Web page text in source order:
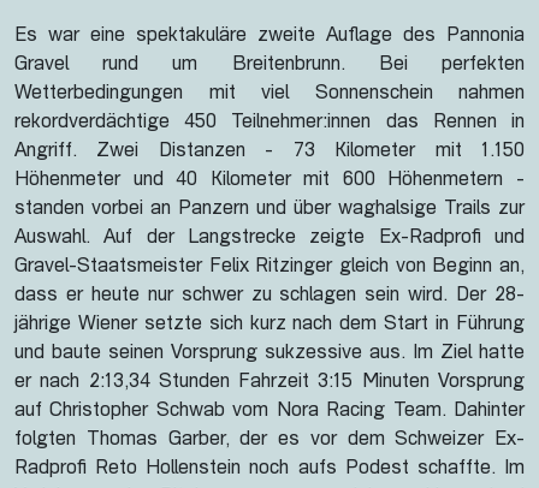
Es war eine spektakuläre zweite Auflage des Pannonia
Gravel rund um Breitenbrunn. Bei perfekten
Wetterbedingungen mit viel Sonnenschein nahmen
rekordverdächtige 450 Teilnehmer:innen das Rennen in
Angriff. Zwei Distanzen - 73 Kilometer mit 1.150
Höhenmeter und 40 Kilometer mit 600 Höhenmetern -
standen vorbei an Panzern und über waghalsige Trails zur
Auswahl. Auf der Langstrecke zeigte Ex-Radprofi und
Gravel-Staatsmeister Felix Ritzinger gleich von Beginn an,
dass er heute nur schwer zu schlagen sein wird. Der 28-
jährige Wiener setzte sich kurz nach dem Start in Führung
und baute seinen Vorsprung sukzessive aus. Im Ziel hatte
er nach 2:13,34 Stunden Fahrzeit 3:15 Minuten Vorsprung
auf Christopher Schwab vom Nora Racing Team. Dahinter
folgten Thomas Garber, der es vor dem Schweizer Ex-
Radprofi Reto Hollenstein noch aufs Podest schaffte. Im